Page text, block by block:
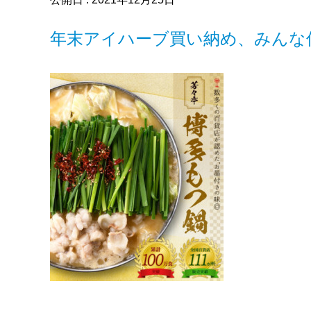
年末アイハーブ買い納め、みんな